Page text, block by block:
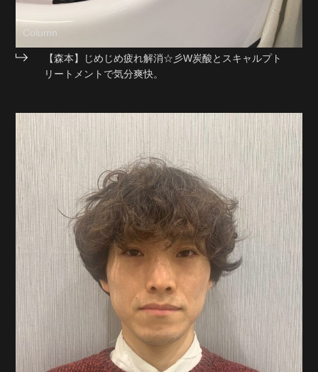
Column
【森本】じめじめ疲れ解消☆彡W炭酸とスキャルプト
リートメントで気分爽快。